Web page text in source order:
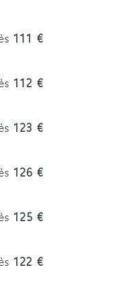
111 €
112 €
123 €
126 €
125 €
122 €